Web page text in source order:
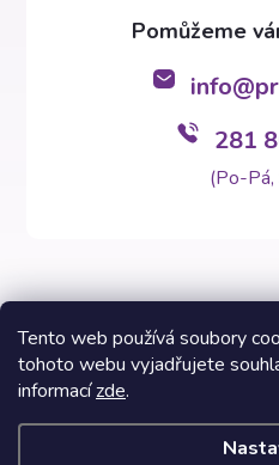
Tento web používá soubory
tohoto webu vyjadřujete
informacízde.
info@
281
(Po-
Vytvořil
Copyright 2026 Prodietix e-shop